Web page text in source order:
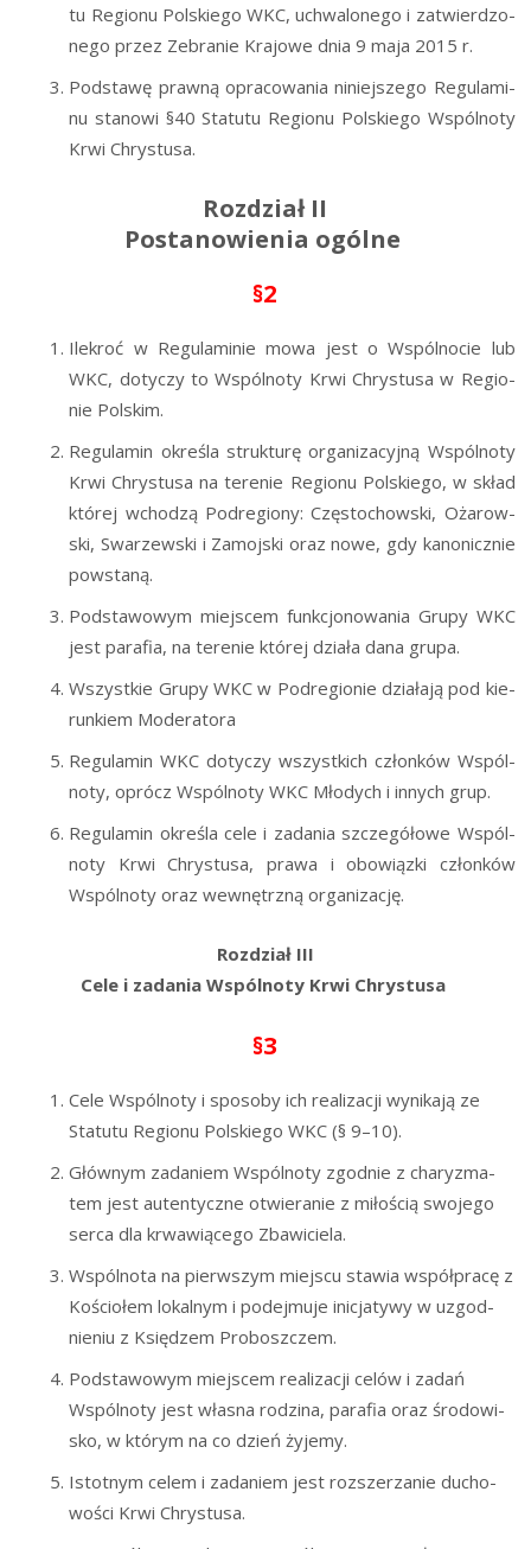
tu Regio­nu Pol­skie­go WKC, uchwa­lo­ne­go i zatwier­dzo­
ne­go przez Zebra­nie Kra­jo­we dnia 9 maja 2015 r.
Pod­sta­wę praw­ną opra­co­wa­nia niniej­sze­go Regu­la­mi­
nu sta­no­wi §40 Sta­tu­tu Regio­nu Pol­skie­go Wspól­no­ty
Krwi Chrystusa.
Rozdział II
Postanowienia ogólne
§2
Ile­kroć w Regu­la­mi­nie mowa jest o Wspól­no­cie lub
WKC, doty­czy to Wspól­no­ty Krwi Chry­stu­sa w Regio­
nie Polskim.
Regu­la­min okre­śla struk­tu­rę orga­ni­za­cyj­ną Wspól­no­ty
Krwi Chry­stu­sa na tere­nie Regio­nu Pol­skie­go, w skład
któ­rej wcho­dzą Pod­re­gio­ny: Czę­sto­chow­ski, Oża­row­
ski, Swa­rzew­ski i Zamoj­ski oraz nowe, gdy kano­nicz­nie
powstaną.
Pod­sta­wo­wym miej­scem funk­cjo­no­wa­nia Gru­py WKC
jest para­fia, na tere­nie któ­rej dzia­ła dana grupa.
Wszyst­kie Gru­py WKC w Pod­re­gio­nie dzia­ła­ją pod kie­
run­kiem Moderatora
Regu­la­min WKC doty­czy wszyst­kich człon­ków Wspól­
no­ty, oprócz Wspól­no­ty WKC Mło­dych i innych grup.
Regu­la­min okre­śla cele i zada­nia szcze­gó­ło­we Wspól­
no­ty Krwi Chry­stu­sa, pra­wa i obo­wiąz­ki człon­ków
Wspól­no­ty oraz wewnętrz­ną organizację.
Roz­dział III
Cele i zada­nia Wspól­no­ty Krwi Chrystusa
§3
Cele Wspól­no­ty i spo­so­by ich reali­za­cji wyni­ka­ją ze
Sta­tu­tu Regio­nu Pol­skie­go WKC (§ 9–10).
Głów­nym zada­niem Wspól­no­ty zgod­nie z cha­ry­zma­
tem jest auten­tycz­ne otwie­ra­nie z miło­ścią swo­je­go
ser­ca dla krwa­wią­ce­go Zbawiciela.
Wspól­no­ta na pierw­szym miej­scu sta­wia współ­pra­cę z
Kościo­łem lokal­nym i podej­mu­je ini­cja­ty­wy w uzgod­
nie­niu z Księ­dzem Proboszczem.
Pod­sta­wo­wym miej­scem reali­za­cji celów i zadań
Wspól­no­ty jest wła­sna rodzi­na, para­fia oraz śro­do­wi­
sko, w któ­rym na co dzień żyjemy.
Istot­nym celem i zada­niem jest roz­sze­rza­nie ducho­
wo­ści Krwi Chrystusa.